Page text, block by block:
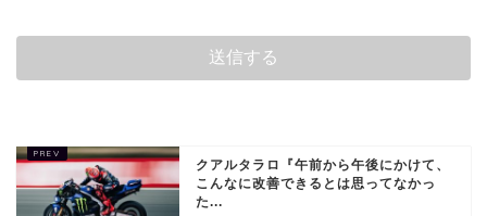
クアルタラロ『午前から午後にかけて、
こんなに改善できるとは思ってなかっ
た...